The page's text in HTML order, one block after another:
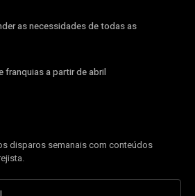
as necessidades de todas as
franquias a partir de abril
disparos semanais com conteúdos